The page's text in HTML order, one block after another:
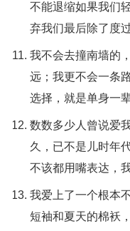
不能退缩如果我们
弃我们最后除了度
我不会去撞南墙的
远；我更不会一条
选择，就是单身一
数数多少人曾说爱
久，已不是儿时年
不该都用嘴表达，
我爱上了一个根本
短袖和夏天的棉袄